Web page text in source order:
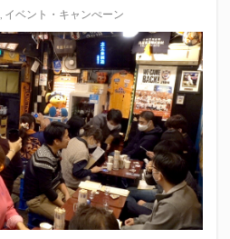
, イベント・キャンぺーン
うなぎパイ
うなぎ芋
静岡
こっこ
し軍団
ちびまる子
ーズ みかん
みともさん
アビスパ福岡
アマンド娘
おじさん
エスエスケイフーズ
エルゴラッソ
オレンジデイズ
オ カミュ
ガッツ星人